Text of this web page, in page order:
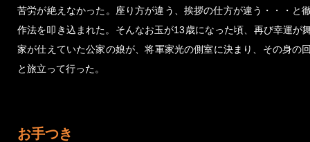
苦労が絶えなかった。座り方が違う、挨拶の仕方が違う・・・と
作法を叩き込まれた。そんなお玉が13歳になった頃、再び幸運
家が仕えていた公家の娘が、将軍家光の側室に決まり、その身
と旅立って行った。
お手つき